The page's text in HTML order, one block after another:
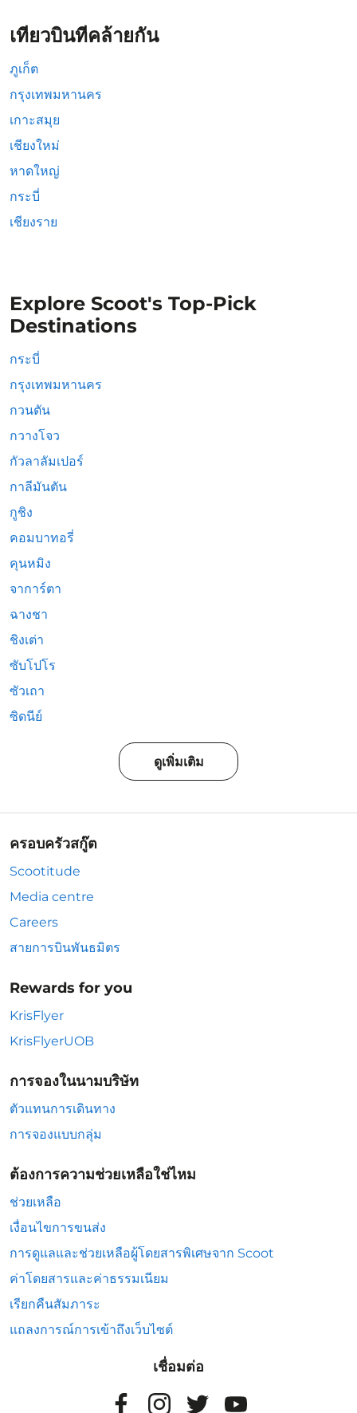
เที่ยวบินที่คล้ายกัน
ภูเก็ต
กรุงเทพมหานคร
เกาะสมุย
เชียงใหม่
หาดใหญ่
กระบี่
เชียงราย
Explore Scoot's Top-Pick
Destinations
กระบี่
กรุงเทพมหานคร
กวนตัน
กวางโจว
กัวลาลัมเปอร์
กาลีมันตัน
กูชิง
คอมบาทอรี่
คุนหมิง
จาการ์ตา
ฉางชา
ชิงเต่า
ซับโปโร
ซัวเถา
ซิดนีย์
ดูเพิ่มเติม
ครอบครัวสกู๊ต
Scootitude
Media centre
Careers
สายการบินพันธมิตร
Rewards for you
KrisFlyer
KrisFlyerUOB
การจองในนามบริษัท
ตัวแทนการเดินทาง
การจองแบบกลุ่ม
ต้องการความช่วยเหลือใช่ไหม
ช่วยเหลือ
เงื่อนไขการขนส่ง
การดูแลและช่วยเหลือผู้โดยสารพิเศษจาก Scoot
ค่าโดยสารและค่าธรรมเนียม
เรียกคืนสัมภาระ
แถลงการณ์การเข้าถึงเว็บไซต์
เชื่อมต่อ